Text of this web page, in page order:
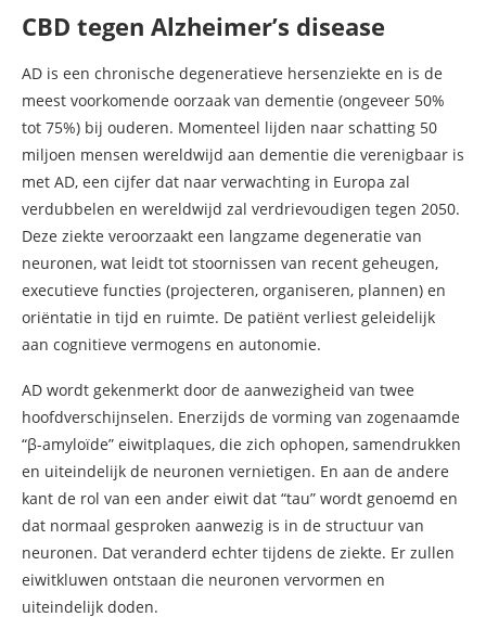
CBD tegen Alzheimer’s disease
AD is een chronische degeneratieve hersenziekte en is de
meest voorkomende oorzaak van dementie (ongeveer 50%
tot 75%) bij ouderen. Momenteel lijden naar schatting 50
miljoen mensen wereldwijd aan dementie die verenigbaar is
met AD, een cijfer dat naar verwachting in Europa zal
verdubbelen en wereldwijd zal verdrievoudigen tegen 2050.
Deze ziekte veroorzaakt een langzame degeneratie van
neuronen, wat leidt tot stoornissen van recent geheugen,
executieve functies (projecteren, organiseren, plannen) en
oriëntatie in tijd en ruimte. De patiënt verliest geleidelijk
aan cognitieve vermogens en autonomie.
AD wordt gekenmerkt door de aanwezigheid van twee
hoofdverschijnselen. Enerzijds de vorming van zogenaamde
“β-amyloïde” eiwitplaques, die zich ophopen, samendrukken
en uiteindelijk de neuronen vernietigen. En aan de andere
kant de rol van een ander eiwit dat “tau” wordt genoemd en
dat normaal gesproken aanwezig is in de structuur van
neuronen. Dat veranderd echter tijdens de ziekte. Er zullen
eiwitkluwen ontstaan die neuronen vervormen en
uiteindelijk doden.